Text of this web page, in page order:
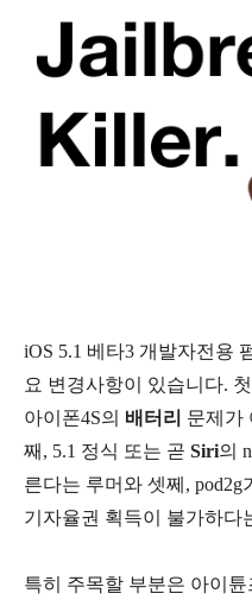
iOS 5.1 베타3 개발자전용
요 변경사항이 있습니다.
아이폰4S의 배터리 문제가
째, 5.1 정식 또는 곧 Siri의
른다는 루머와 셋쩨, pod2g
기자율권 획득이 불가하다
특히 주목할 부분은 아이